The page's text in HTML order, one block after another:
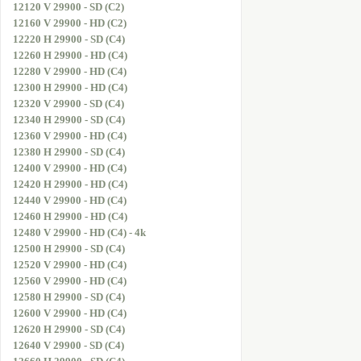
12120 V 29900 - SD (C2)
12160 V 29900 - HD (C2)
12220 H 29900 - SD (C4)
12260 H 29900 - HD (C4)
12280 V 29900 - HD (C4)
12300 H 29900 - HD (C4)
12320 V 29900 - SD (C4)
12340 H 29900 - SD (C4)
12360 V 29900 - HD (C4)
12380 H 29900 - SD (C4)
12400 V 29900 - HD (C4)
12420 H 29900 - HD (C4)
12440 V 29900 - HD (C4)
12460 H 29900 - HD (C4)
12480 V 29900 - HD (C4) - 4k
12500 H 29900 - SD (C4)
12520 V 29900 - HD (C4)
12560 V 29900 - HD (C4)
12580 H 29900 - SD (C4)
12600 V 29900 - HD (C4)
12620 H 29900 - SD (C4)
12640 V 29900 - SD (C4)